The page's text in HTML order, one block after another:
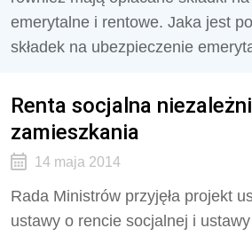
emerytalne i rentowe. Jaka jest
składek na ubezpieczenie
Renta socjalna
zamieszkania
14 maja 2014
Rada Ministrów przyjęła projekt
ustawy o rencie socjalnej i